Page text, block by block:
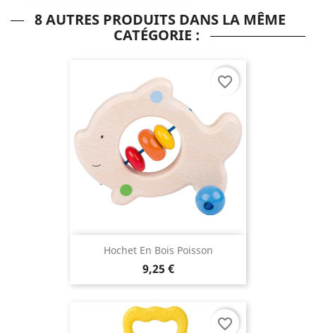
8 AUTRES PRODUITS DANS LA MÊME
CATÉGORIE :
Hochet En Bois Poisson
9,25 €
favorite_border
favorite_border